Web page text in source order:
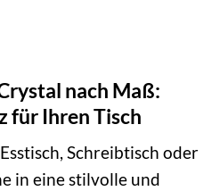
nach Maß:
für Ihren Tisch
Schreibtisch oder
in eine stilvolle und